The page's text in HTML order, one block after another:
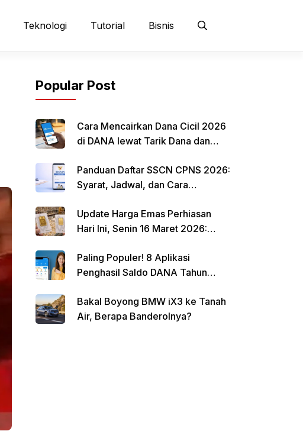
Teknologi Tutorial Bisnis
Popular Post
Cara Mencairkan Dana Cicil 2026
di DANA lewat Tarik Dana dan
Panduan Daftar SSCN CPNS 2026:
Syarat, Jadwal, dan Cara
Update Harga Emas Perhiasan
Hari Ini, Senin 16 Maret 2026:
Paling Populer! 8 Aplikasi
Penghasil Saldo DANA Tahun
Bakal Boyong BMW iX3 ke Tanah
Air, Berapa Banderolnya?